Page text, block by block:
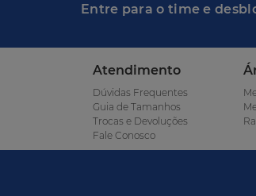
Entre para o time e
Atendimento
Dúvidas Frequentes
Guia de Tamanhos
Trocas e Devoluções
Fale Conosco